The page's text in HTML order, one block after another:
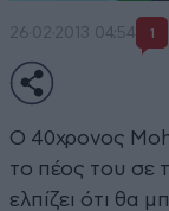
26·02·2013 04:54 1
Ο 40χρονος
το πέος του σε
ελπίζει ότι θα